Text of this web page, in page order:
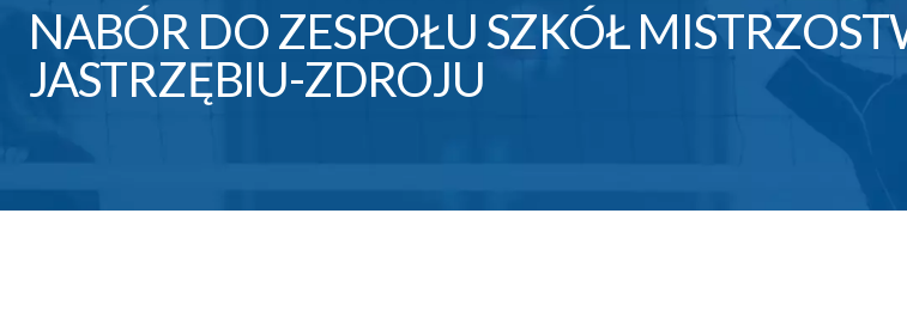
NABÓR DO ZESPOŁU SZKÓŁ
JASTRZĘBIU-ZDROJU